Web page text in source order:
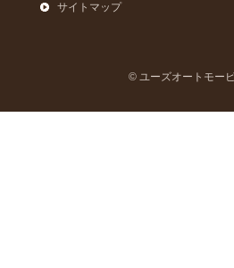
サイトマップ
© ユーズオートモー